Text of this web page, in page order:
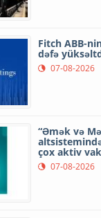
Fitch ABB-
dəfə
07-08-2026
“Əmək və
çox aktiv
07-08-2026